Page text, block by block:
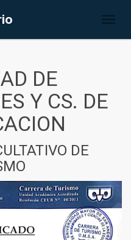
DE
Y CS. DE
DE